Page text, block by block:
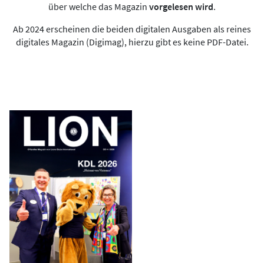
über welche das Magazin vorgelesen wird.
Ab 2024 erscheinen die beiden digitalen Ausgaben als reines
digitales Magazin (Digimag), hierzu gibt es keine PDF-Datei.